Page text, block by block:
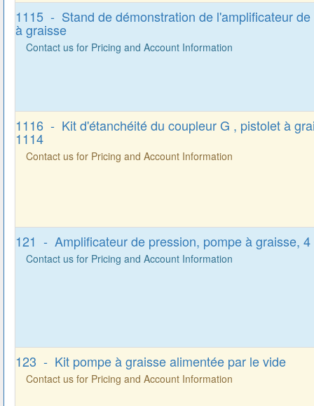
1115 - Stand de démonstration de l'amplificateur
à graisse
Contact us for Pricing and Account Information
1116 - Kit d'étanchéité du coupleur G , pistolet à
1114
Contact us for Pricing and Account Information
121 - Amplificateur de pression, pompe à graisse,
Contact us for Pricing and Account Information
123 - Kit pompe à graisse alimentée par le vide
Contact us for Pricing and Account Information